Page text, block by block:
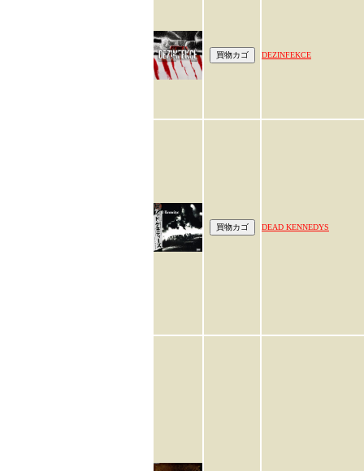
DEZINFEKCE
DEAD KENNEDYS